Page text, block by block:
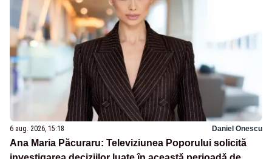
6 aug. 2026, 15:18 Daniel Onescu
Ana Maria Păcuraru: Televiziunea Poporului solicită